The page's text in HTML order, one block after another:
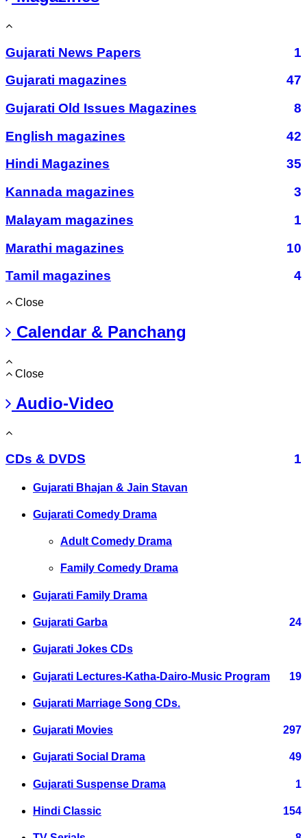
Gujarati News Papers
1
Gujarati magazines
47
Gujarati Old Issues Magazines
8
English magazines
42
Hindi Magazines
35
Kannada magazines
3
Malayam magazines
1
Marathi magazines
10
Tamil magazines
4
Close
Calendar & Panchang
Close
Audio-Video
CDs & DVDS 1
Gujarati Bhajan & Jain Stavan
Gujarati Comedy Drama
Adult Comedy Drama
Family Comedy Drama
Gujarati Family Drama
Gujarati Garba 24
Gujarati Jokes CDs
Gujarati Lectures-Katha-Dairo-Music Program 19
Gujarati Marriage Song CDs.
Gujarati Movies 297
Gujarati Social Drama 49
Gujarati Suspense Drama 1
Hindi Classic 154